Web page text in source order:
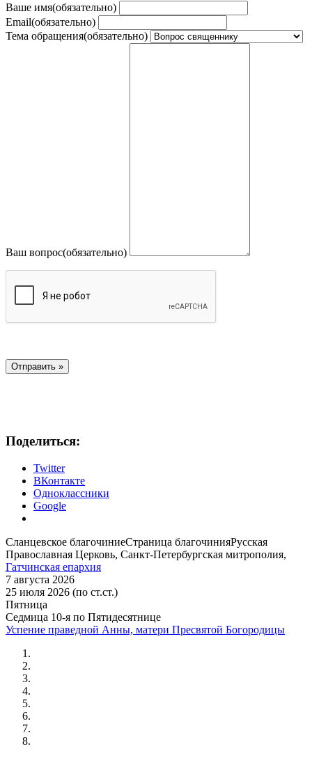
Ваше имя(обязательно)
Email(обязательно)
Тема обращения(обязательно)
Ваш вопрос(обязательно)
Поделиться:
Twitter
ВКонтакте
Одноклассники
Google
Сланцевское благочиниеСтраница благочинияРусская
Православная Церковь, Санкт-Петербургская митрополия,
Гатчинская епархия
7 августа 2026
25 июля 2026 (по ст.ст.)
Пятница
Седмица 10-я по Пятидесятнице
Успение праведной Анны, матери Пресвятой Богородицы